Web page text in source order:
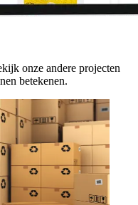
onze andere projecten
betekenen.